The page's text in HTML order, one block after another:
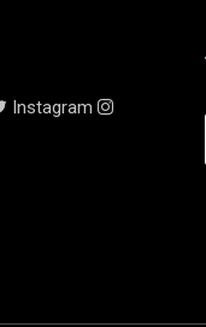
Instagram